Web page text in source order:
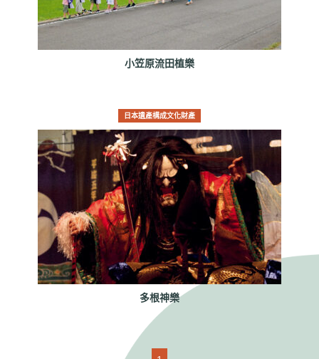
小笠原流田植樂
日本遺產構成文化財產
多根神樂